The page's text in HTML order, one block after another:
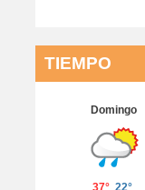
TIEMPO